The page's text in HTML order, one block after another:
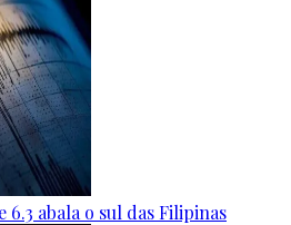
abala o sul das Filipinas